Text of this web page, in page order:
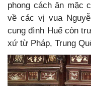
phong cách ăn mặc
về các vị vua
cung đình Huế còn
xứ từ Pháp, Trung